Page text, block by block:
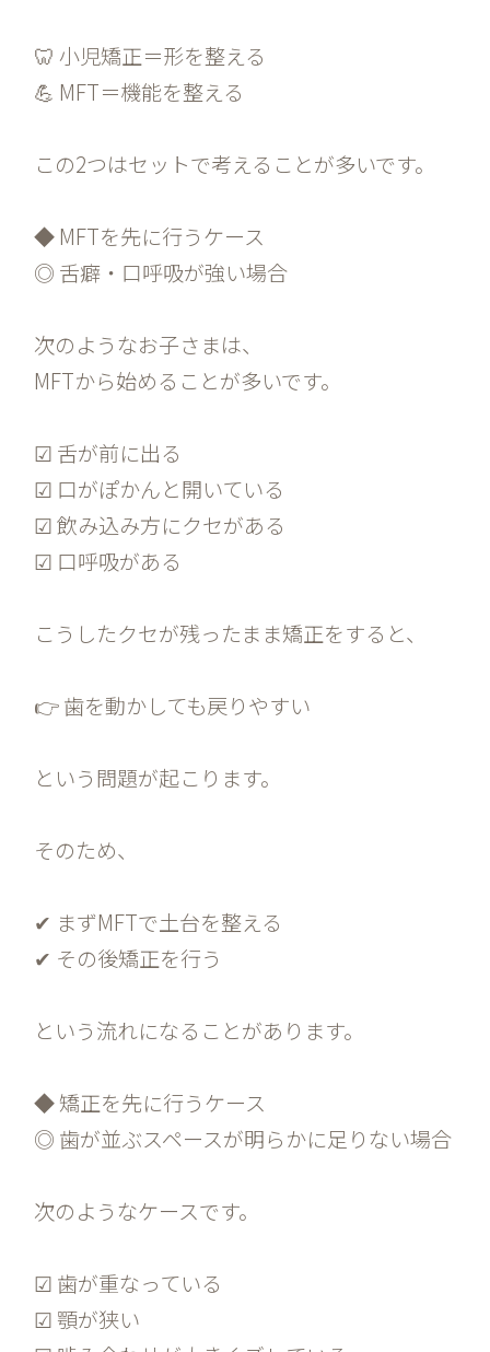
🦷 小児矯正＝形を整える
💪 MFT＝機能を整える
この2つはセットで考えることが多いです。
◆ MFTを先に行うケース
◎ 舌癖・口呼吸が強い場合
次のようなお子さまは、
MFTから始めることが多いです。
☑ 舌が前に出る
☑ 口がぽかんと開いている
☑ 飲み込み方にクセがある
☑ 口呼吸がある
こうしたクセが残ったまま矯正をすると、
👉 歯を動かしても戻りやすい
という問題が起こります。
そのため、
✔ まずMFTで土台を整える
✔ その後矯正を行う
という流れになることがあります。
◆ 矯正を先に行うケース
◎ 歯が並ぶスペースが明らかに足りない場合
次のようなケースです。
☑ 歯が重なっている
☑ 顎が狭い